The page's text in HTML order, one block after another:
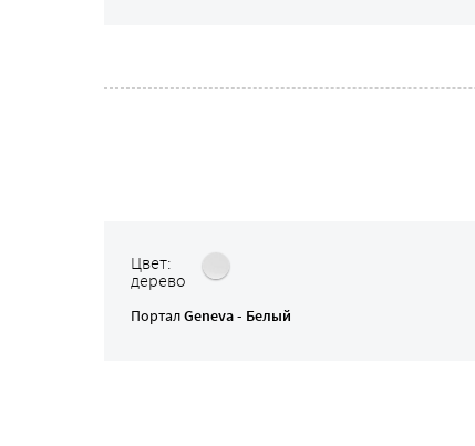
Цвет:
дерево
ПорталGeneva - Белый